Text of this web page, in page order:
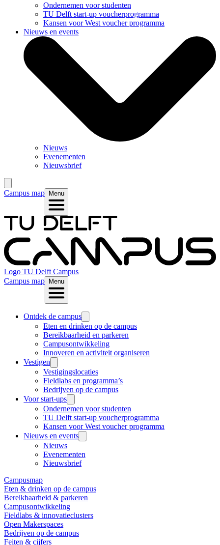
Ondernemen voor studenten
TU Delft start-up voucherprogramma
Kansen voor West voucher programma
Nieuws en events
Nieuws
Evenementen
Nieuwsbrief
Campus map Menu
Logo TU Delft Campus
Campus map Menu
Ontdek de campus
Eten en drinken op de campus
Bereikbaarheid en parkeren
Campusontwikkeling
Innoveren en activiteit organiseren
Vestigen
Vestigingslocaties
Fieldlabs en programma’s
Bedrijven op de campus
Voor start-ups
Ondernemen voor studenten
TU Delft start-up voucherprogramma
Kansen voor West voucher programma
Nieuws en events
Nieuws
Evenementen
Nieuwsbrief
Campusmap
Eten & drinken op de campus
Bereikbaarheid & parkeren
Campusontwikkeling
Fieldlabs & innovatieclusters
Open Makerspaces
Bedrijven op de campus
Feiten & cijfers